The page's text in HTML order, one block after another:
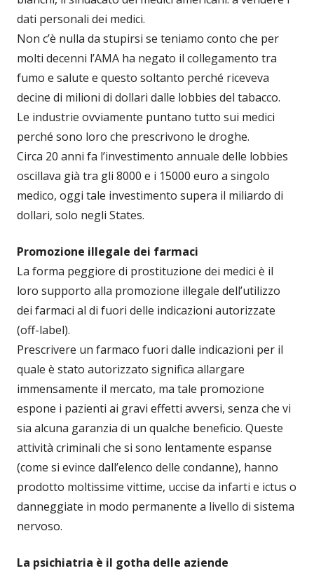
dati personali dei medici.
Non c’è nulla da stupirsi se teniamo conto che per
molti decenni l’AMA ha negato il collegamento tra
fumo e salute e questo soltanto perché riceveva
decine di milioni di dollari dalle lobbies del tabacco.
Le industrie ovviamente puntano tutto sui medici
perché sono loro che prescrivono le droghe.
Circa 20 anni fa l’investimento annuale delle lobbies
oscillava già tra gli 8000 e i 15000 euro a singolo
medico, oggi tale investimento supera il miliardo di
dollari, solo negli States.
Promozione illegale dei farmaci
La forma peggiore di prostituzione dei medici è il
loro supporto alla promozione illegale dell’utilizzo
dei farmaci al di fuori delle indicazioni autorizzate
(off-label).
Prescrivere un farmaco fuori dalle indicazioni per il
quale è stato autorizzato significa allargare
immensamente il mercato, ma tale promozione
espone i pazienti ai gravi effetti avversi, senza che vi
sia alcuna garanzia di un qualche beneficio. Queste
attività criminali che si sono lentamente espanse
(come si evince dall’elenco delle condanne), hanno
prodotto moltissime vittime, uccise da infarti e ictus o
danneggiate in modo permanente a livello di sistema
nervoso.
La psichiatria è il gotha delle aziende